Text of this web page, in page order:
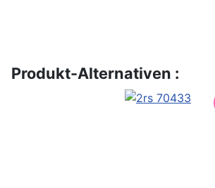
Produkt-Alternativen :